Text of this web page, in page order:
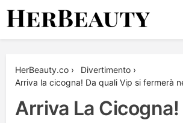
Skip
HerBeauty.co › Divertimento ›
Arriva la cicogna! Da quali Vip si fermerà
Arriva La Cicogna!